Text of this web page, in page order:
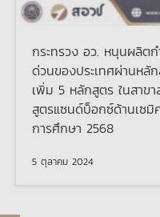
กระทรวง อว. หนุนผลิต
ด่วนของประเทศผ่านห
เพิ่ม 5 หลักสูตร ในสาข
สูตรแซนด์บ็อกซ์ด้านเซมิ
การศึกษา 2568
5 ตุลาคม 2024